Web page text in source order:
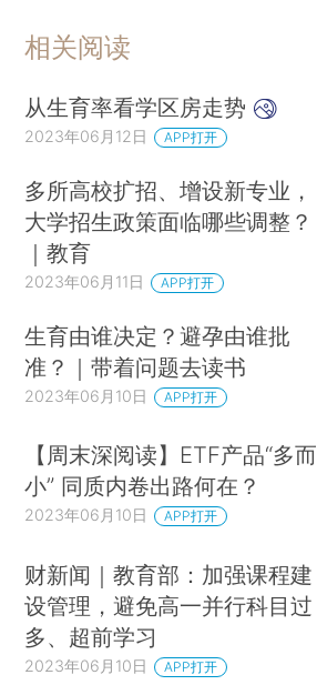
相关阅读
从生育率看学区房走势
2023年06月12日 APP打开
多所高校扩招、增设新专业，
大学招生政策面临哪些调整？
｜教育
2023年06月11日 APP打开
生育由谁决定？避孕由谁批
准？｜带着问题去读书
2023年06月10日 APP打开
【周末深阅读】ETF产品“多而
小” 同质内卷出路何在？
2023年06月10日 APP打开
财新闻｜教育部：加强课程建
设管理，避免高一并行科目过
多、超前学习
2023年06月10日 APP打开